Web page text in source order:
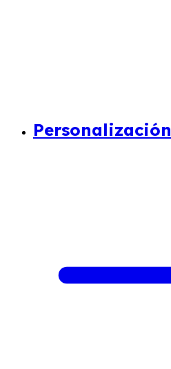
Personalización